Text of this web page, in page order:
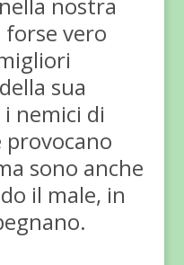
nostra
forse vero
sua
nemici di
provocano
sono anche
il male, in